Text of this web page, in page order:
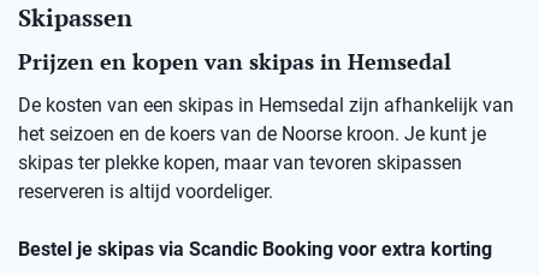
Skipassen
Prijzen en kopen van skipas in Hemsedal
De kosten van een skipas in Hemsedal zijn afhankelijk van
het seizoen en de koers van de Noorse kroon. Je kunt je
skipas ter plekke kopen, maar van tevoren skipassen
reserveren is altijd voordeliger.
Bestel je skipas via Scandic Booking voor extra korting